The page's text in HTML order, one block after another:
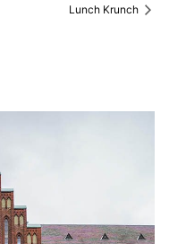
Lunch Krunch